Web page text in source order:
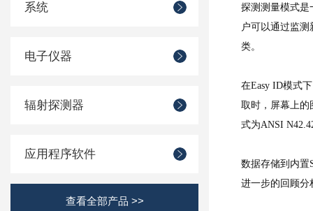
系统
电子仪器
辐射探测器
应用程序软件
查看全部产品 >>
探测测量模式是
户可以通过监
类。
在Easy ID模式
取时，屏幕上的
式为ANSI
数据存储到内置
进一步的回顾分